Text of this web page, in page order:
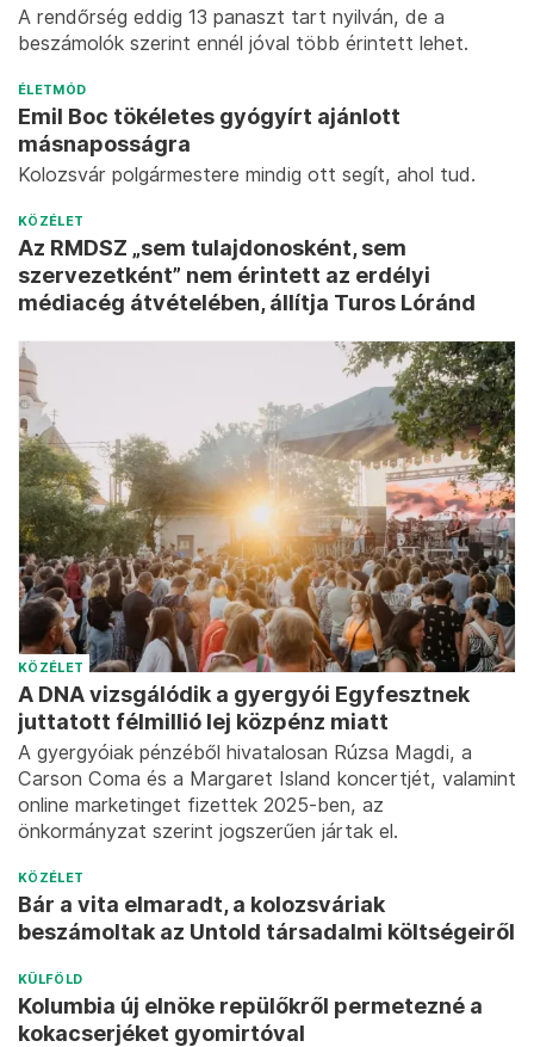
A rendőrség eddig 13 panaszt tart nyilván, de a
beszámolók szerint ennél jóval több érintett lehet.
ÉLETMÓD
Emil Boc tökéletes gyógyírt ajánlott
másnaposságra
Kolozsvár polgármestere mindig ott segít, ahol tud.
KÖZÉLET
Az RMDSZ „sem tulajdonosként, sem
szervezetként” nem érintett az erdélyi
médiacég átvételében, állítja Turos Lóránd
KÖZÉLET
A DNA vizsgálódik a gyergyói Egyfesztnek
juttatott félmillió lej közpénz miatt
A gyergyóiak pénzéből hivatalosan Rúzsa Magdi, a
Carson Coma és a Margaret Island koncertjét, valamint
online marketinget fizettek 2025-ben, az
önkormányzat szerint jogszerűen jártak el.
KÖZÉLET
Bár a vita elmaradt, a kolozsváriak
beszámoltak az Untold társadalmi költségeiről
KÜLFÖLD
Kolumbia új elnöke repülőkről permetezné a
kokacserjéket gyomirtóval